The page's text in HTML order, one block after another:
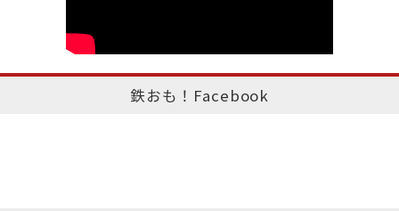
鉄おも！Facebook